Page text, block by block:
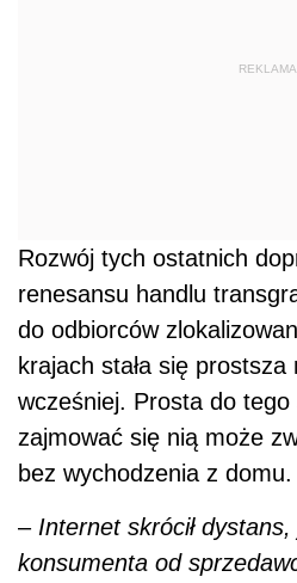
REKLAMA
Rozwój tych ostatnich
renesansu handlu
do odbiorców
krajach stała się prostsza
wcześniej. Prosta do
zajmować się nią może
bez wychodzenia z domu.
– Internet skrócił
konsumenta od